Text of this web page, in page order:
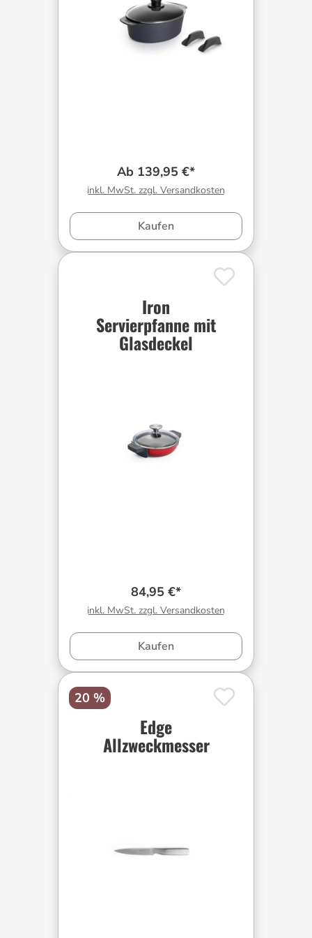
Ab 139,95 €*
inkl. MwSt. zzgl. Versandkosten
Kaufen
Iron
Servierpfanne mit
Glasdeckel
84,95 €*
inkl. MwSt. zzgl. Versandkosten
Kaufen
20 %
Edge
Allzweckmesser